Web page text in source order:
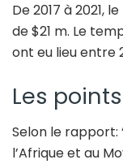
De 2017 à 2021,
de $21 m. Le
ont eu lieu entre
Les
Selon le rapport:
l’Afrique et au